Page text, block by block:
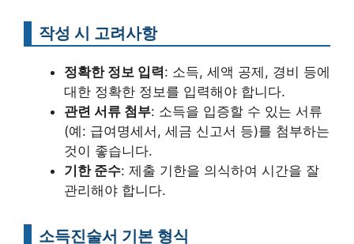
작성 시 고려사항
정확한 정보 입력: 소득, 세액 공제, 경비 등에
대한 정확한 정보를 입력해야 합니다.
관련 서류 첨부: 소득을 입증할 수 있는 서류
(예: 급여명세서, 세금 신고서 등)를 첨부하는
것이 좋습니다.
기한 준수: 제출 기한을 의식하여 시간을 잘
관리해야 합니다.
소득진술서 기본 형식